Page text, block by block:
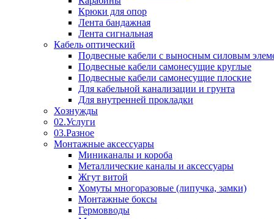
Крюки для опор
Лента бандажная
Лента сигнальная
Кабель оптический
Подвесные кабели с выносным силовым
Подвесные кабели самонесущие круглые
Подвесные кабели самонесущие плоские
Для кабельной канализации и грунта
Для внутренней прокладки
Хознужды
02.Услуги
03.Разное
Монтажные аксессуары
Миниканалы и короба
Металлические каналы и аксессуары
Жгут витой
Хомуты многоразовые (липучка, замки)
Монтажные боксы
Гермовводы